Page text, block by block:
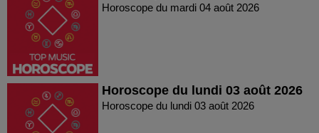
Horoscope du mardi 04 août 2026
Horoscope du lundi 03 août 2026
Horoscope du lundi 03 août 2026